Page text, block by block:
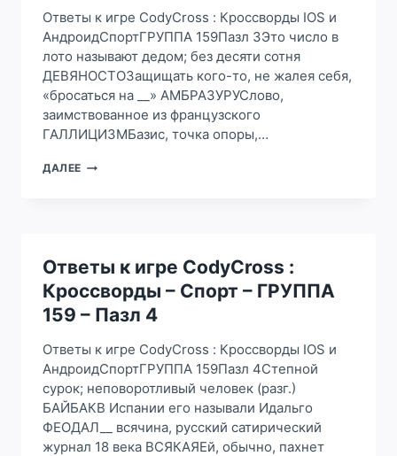
ПАЗЛ
2
Ответы к игре CodyCross : Кроссворды IOS и
АндроидСпортГРУППА 159Пазл 3Это число в
лото называют дедом; без десяти сотня
ДЕВЯНОСТОЗащищать кого-то, не жалея себя,
«бросаться на __» АМБРАЗУРУСлово,
заимствованное из французского
ГАЛЛИЦИЗМБазис, точка опоры,…
ДАЛЕЕ ОТВЕТЫ
–
СПОРТ
–
ГРУППА
159
ПАЗЛ
3
Ответы к игре CodyCross :
Кроссворды – Спорт – ГРУППА
159 – Пазл 4
Ответы к игре CodyCross : Кроссворды IOS и
АндроидСпортГРУППА 159Пазл 4Степной
сурок; неповоротливый человек (разг.)
БАЙБАКВ Испании его называли Идальго
ФЕОДАЛ__ всячина, русский сатирический
журнал 18 века ВСЯКАЯЕй, обычно, пахнет